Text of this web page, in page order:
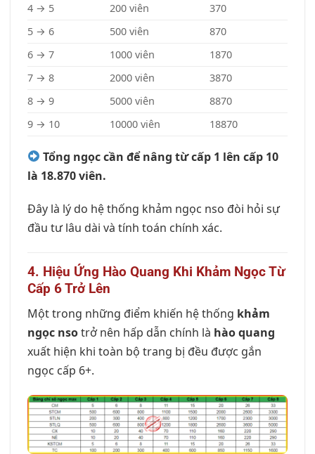
4 → 5
200 viên
370
5 → 6
500 viên
870
6 → 7
1000 viên
1870
7 → 8
2000 viên
3870
8 → 9
5000 viên
8870
9 → 10
10000 viên 18870
Tổng ngọc cần để nâng từ cấp 1 lên cấp 10
là 18.870 viên.
Đây là lý do hệ thống khảm ngọc nso đòi hỏi sự
đầu tư lâu dài và tính toán chính xác.
4. Hiệu Ứng Hào Quang Khi Khảm Ngọc Từ
Cấp 6 Trở Lên
Một trong những điểm khiến hệ thống khảm
ngọc nsotrở nên hấp dẫn chính là hào quang
xuất hiện khi toàn bộ trang bị đều được gắn
ngọc cấp 6+.